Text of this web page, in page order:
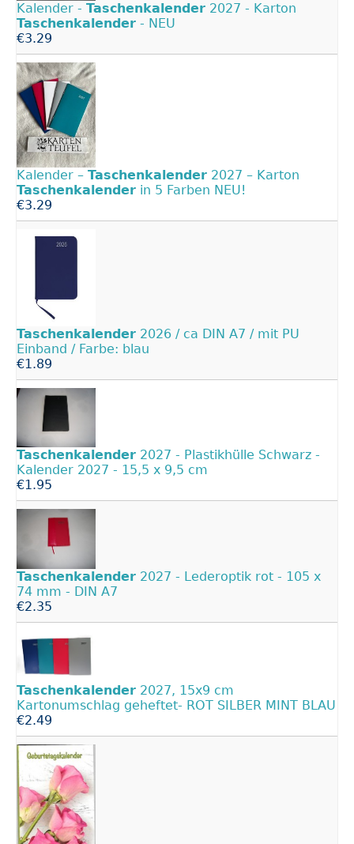
Kalender - Taschenkalender 2027 - Karton
Taschenkalender - NEU
€3.29
Kalender – Taschenkalender 2027 – Karton
Taschenkalender in 5 Farben NEU!
€3.29
Taschenkalender 2026 / ca DIN A7 / mit PU
Einband / Farbe: blau
€1.89
Taschenkalender 2027 - Plastikhülle Schwarz -
Kalender 2027 - 15,5 x 9,5 cm
€1.95
Taschenkalender 2027 - Lederoptik rot - 105 x
74 mm - DIN A7
€2.35
Taschenkalender 2027, 15x9 cm
Kartonumschlag geheftet- ROT SILBER MINT BLAU
€2.49